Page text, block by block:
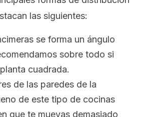
las siguientes:
se forma un ángulo
sobre todo si
cuadrada.
de las paredes de la
de este tipo de cocinas
que te muevas demasiado